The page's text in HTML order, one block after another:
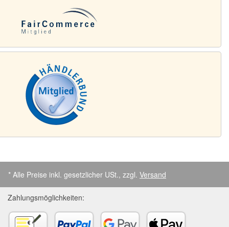
* Alle Preise inkl. gesetzlicher USt., zzgl. Versand
Zahlungsmöglichkeiten: